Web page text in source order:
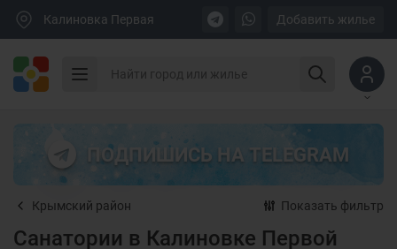
Калиновка Первая Добавить жилье
ПОДПИШИСЬ НА TELEGRAM
Крымский район Показать фильтр
Санатории в Калиновке Первой